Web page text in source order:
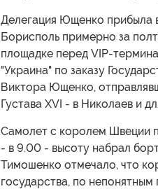
Делегация Ющенко прибыла
Борисполь примерно за
площадке перед VIP-
"Украина" по заказу
Виктора Ющенко,
Густава XVI - в Николаев и
Самолет с королем Швеции
- в 9.00 - высоту набрал
Тимошенко отмечало, что
государства, по